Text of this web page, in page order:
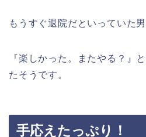
もうすぐ退院だといっていた
『楽しかった。またやる？』
たそうです。
手応えたっぷり！